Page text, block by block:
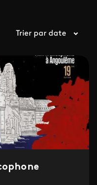
Trier par date